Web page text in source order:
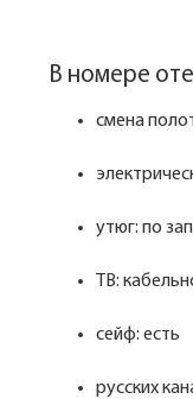
В номере
смена
утюг: по
ТВ:
сейф: есть
русских